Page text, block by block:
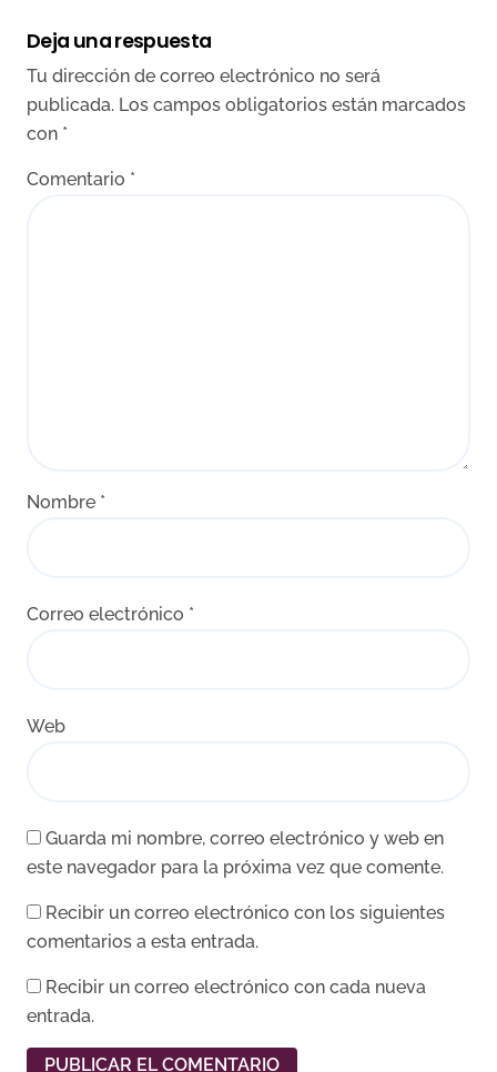
Deja una respuesta
Tu dirección de correo electrónico no será
publicada. Los campos obligatorios están marcados
con *
Comentario *
Nombre *
Correo electrónico *
Web
Guarda mi nombre, correo electrónico y web en
este navegador para la próxima vez que comente.
Recibir un correo electrónico con los siguientes
comentarios a esta entrada.
Recibir un correo electrónico con cada nueva
entrada.